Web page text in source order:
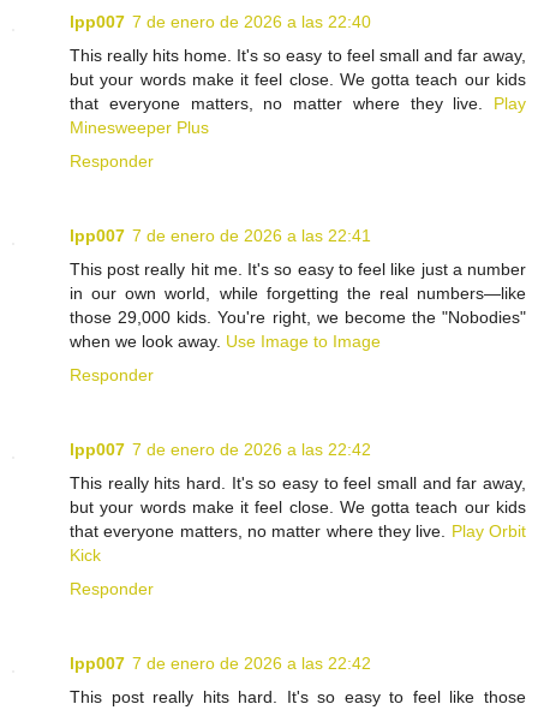
lpp007 7 de enero de 2026 a las 22:40
This really hits home. It's so easy to feel small and far away,
but your words make it feel close. We gotta teach our kids
that everyone matters, no matter where they live. Play
Minesweeper Plus
Responder
lpp007 7 de enero de 2026 a las 22:41
This post really hit me. It's so easy to feel like just a number
in our own world, while forgetting the real numbers—like
those 29,000 kids. You're right, we become the "Nobodies"
when we look away. Use Image to Image
Responder
lpp007 7 de enero de 2026 a las 22:42
This really hits hard. It's so easy to feel small and far away,
but your words make it feel close. We gotta teach our kids
that everyone matters, no matter where they live. Play Orbit
Kick
Responder
lpp007 7 de enero de 2026 a las 22:42
This post really hits hard. It's so easy to feel like those